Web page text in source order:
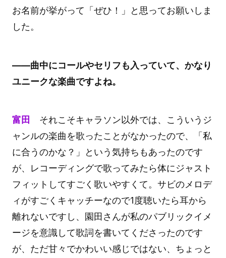
お名前が挙がって「ぜひ！」と思ってお願いしま
した。
――曲中にコールやセリフも入っていて、かなり
ユニークな楽曲ですよね。
富田
それこそキャラソン以外では、こういうジ
ャンルの楽曲を歌ったことがなかったので、「私
に合うのかな？」という気持ちもあったのです
が、レコーディングで歌ってみたら体にジャスト
フィットしてすごく歌いやすくて。サビのメロデ
ィがすごくキャッチーなので1度聴いたら耳から
離れないですし、園田さんが私のパブリックイメ
ージを意識して歌詞を書いてくださったのです
が、ただ甘々でかわいい感じではない、ちょっと